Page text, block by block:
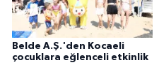
Belde A.Ş.'den Kocaeli
çocuklara eğlenceli etkinlik